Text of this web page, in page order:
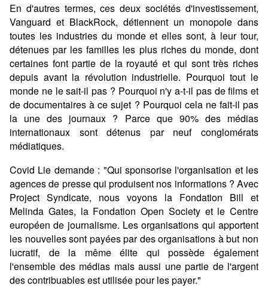
En d'autres termes, ces deux sociétés d'investissement,
Vanguard et BlackRock, détiennent un monopole dans
toutes les industries du monde et elles sont, à leur tour,
détenues par les familles les plus riches du monde, dont
certaines font partie de la royauté et qui sont très riches
depuis avant la révolution industrielle. Pourquoi tout le
monde ne le sait-il pas ? Pourquoi n'y a-t-il pas de films et
de documentaires à ce sujet ? Pourquoi cela ne fait-il pas
la une des journaux ? Parce que 90% des médias
internationaux sont détenus par neuf conglomérats
médiatiques.
Covid Lie demande : "Qui sponsorise l'organisation et les
agences de presse qui produisent nos informations ? Avec
Project Syndicate, nous voyons la Fondation Bill et
Melinda Gates, la Fondation Open Society et le Centre
européen de journalisme. Les organisations qui apportent
les nouvelles sont payées par des organisations à but non
lucratif, de la même élite qui possède également
l'ensemble des médias mais aussi une partie de l'argent
des contribuables est utilisée pour les payer."